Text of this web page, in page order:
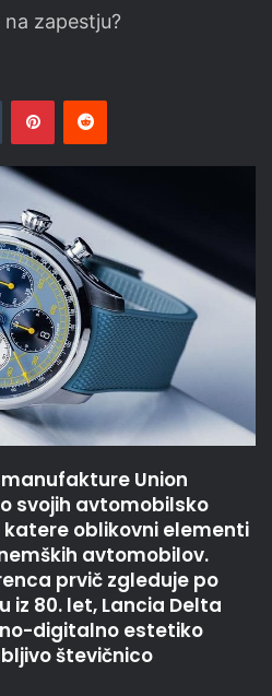
zapestju?
Tumblr PinterestReddit
Union
svojih avtomobilsko
katere oblikovni elementi
avtomobilov.
prvič zgleduje po
iz 80. let, Lancia Delta
digitalno estetiko
števičnico